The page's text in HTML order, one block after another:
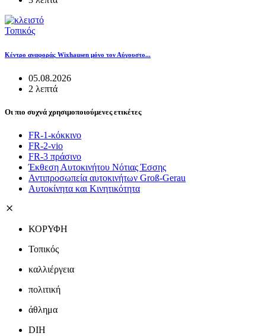
Τοπικός
Κέντρο αναφοράς Wixhausen μόνο τον Αύγουστο...
05.08.2026
2 λεπτά
Οι πιο συχνά χρησιμοποιούμενες ετικέτες
FR-1-κόκκινο
FR-2-vio
FR-3 πράσινο
Έκθεση Αυτοκινήτου Νότιας Έσσης
Αντιπροσωπεία αυτοκινήτων Groß-Gerau
Αυτοκίνητα και Κινητικότητα
ΚΟΡΥΦΗ
Τοπικός
καλλιέργεια
πολιτική
άθλημα
DIH